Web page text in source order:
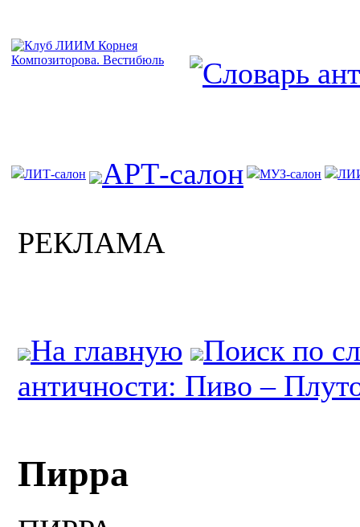
ЛИТ-салон АРТ-салон МУЗ-салон
РЕКЛАМА
На главную
Поиск по
античности: Пиво –
Пирра